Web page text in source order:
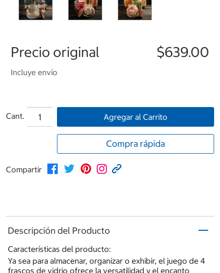
Precio original $639.00
Incluye envío
Cant. Agregar al Carrito
Compra rápida
Compartir
Descripción del Producto
Características del producto:
Ya sea para almacenar, organizar o exhibir, el juego de 4
frascos de vidrio ofrece la versatilidad y el encanto